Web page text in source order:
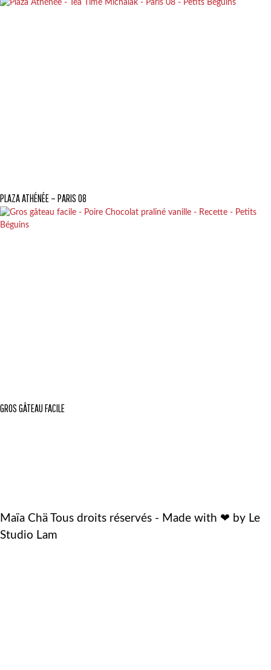
PLAZA ATHÉNÉE – PARIS 08
GROS GÂTEAU FACILE
Maïa Chä Tous droits réservés - Made with ❤ by Le
Studio Lam